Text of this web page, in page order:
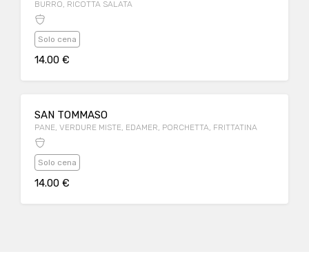
BURRO, RICOTTA SALATA
Solo cena
14.00 €
SAN TOMMASO
PANE, VERDURE MISTE, EDAMER, PORCHETTA, FRITTATINA
Solo cena
14.00 €